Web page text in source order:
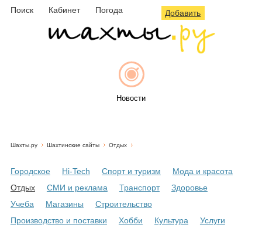
Поиск Кабинет Погода Добавить
Новости
Объявления
Шахты.ру Шахтинские сайты Отдых
Городское Hi-Tech Спорт и туризм
Мода и красота
Отдых
СМИ и реклама Транспорт
Здоровье
Учеба
Магазины
Строительство
Производство и поставки
Хобби Культура
Услуги